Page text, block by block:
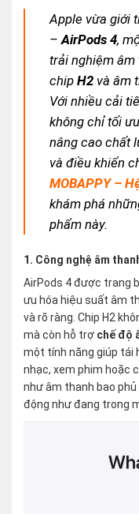
Apple vừa giới
–AirPods 4,
trải nghiệm âm
chipH2 và âm
Với nhiều cải
không chỉ tối
nâng cao chất
và điều khiển
MOBAPPY –
khám phá
phẩm này.
1. Công nghệ âm
AirPods 4 được trang
ưu hóa hiệu suất âm
và rõ ràng. Chip H2
mà còn hỗ trợ chế độ
một tính năng giúp tái
nhạc, xem phim hoặc
như âm thanh bao
động như đang trong